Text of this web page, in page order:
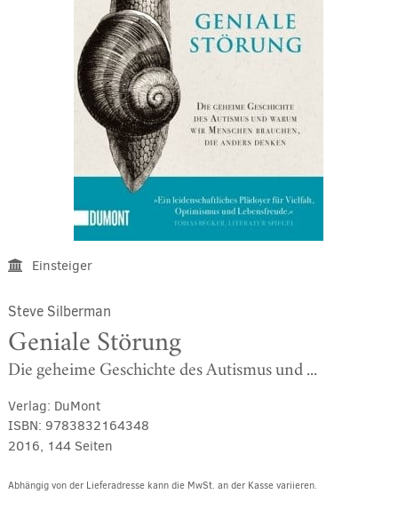
Einsteiger
Steve Silberman
Geniale Störung
Die geheime Geschichte des Autismus und ...
Verlag: DuMont
ISBN: 9783832164348
2016, 144 Seiten
Abhängig von der Lieferadresse kann die MwSt. an der Kasse variieren.